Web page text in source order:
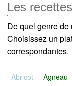
Les
De quel genre de
Choisissez un
correspondantes.
Abricot Agneau